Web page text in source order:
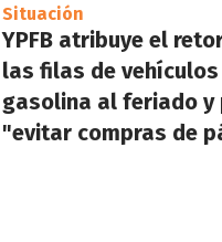
Situación
YPFB atribuye el
las filas de
gasolina al feriado y
"evitar compras de